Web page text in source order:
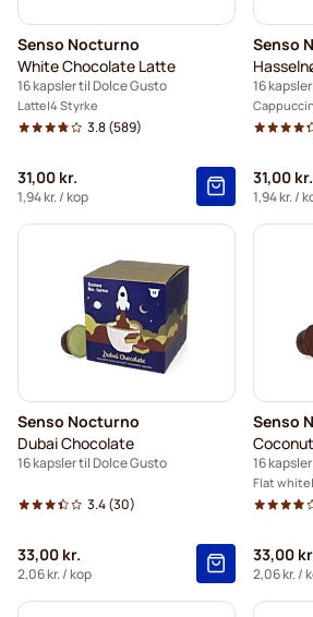
Senso Nocturno
White Chocolate Latte
16 kapsler til Dolce Gusto
Latte 4 Styrke
3.8(589)
31,00 kr.
1,94 kr./ kop
Senso
16
31,00 kr.
1,94 kr./
Senso Nocturno
Dubai Chocolate
16 kapsler til Dolce Gusto
3.4(30)
33,00 kr.
2,06 kr./ kop
Senso
16
Flat white
33,00
2,06 kr./